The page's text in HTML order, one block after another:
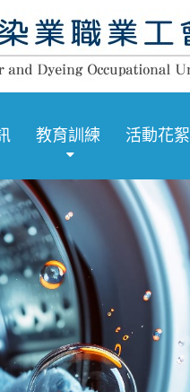
教育訓練 活動花絮